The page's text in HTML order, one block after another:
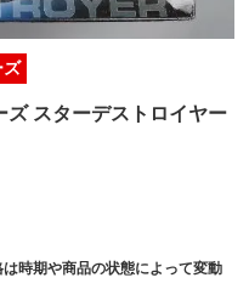
ズ
ズ スターデストロイヤー
時期や商品の状態によって変動